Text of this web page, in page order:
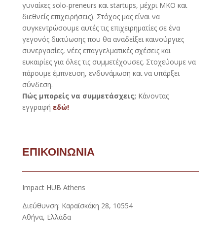
γυναίκες solo-preneurs και startups, μέχρι ΜΚΟ και
διεθνείς επιχειρήσεις). Στόχος μας είναι να
συγκεντρώσουμε αυτές τις επιχειρηματίες σε ένα
γεγονός δικτύωσης που θα αναδείξει καινούργιες
συνεργασίες, νέες επαγγελματικές σχέσεις και
ευκαιρίες για όλες τις συμμετέχουσες. Στοχεύουμε να
πάρουμε έμπνευση, ενδυνάμωση και να υπάρξει
σύνδεση.
Πώς μπορείς να συμμετάσχεις; Κάνοντας
εγγραφή εδώ!
ΕΠΙΚΟΙΝΩΝΙΑ
Impact HUB Athens
Διεύθυνση: Καραϊσκάκη 28, 10554
Αθήνα, Ελλάδα